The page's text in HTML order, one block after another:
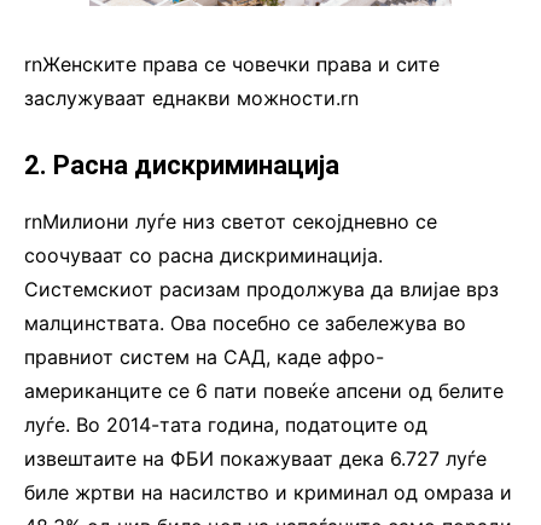
rnЖенските права се човечки права и сите
заслужуваат еднакви можности.rn
2. Расна дискриминација
rnМилиони луѓе низ светот секојдневно се
соочуваат со расна дискриминација.
Системскиот расизам продолжува да влијае врз
малцинствата. Ова посебно се забележува во
правниот систем на САД, каде афро-
американците се 6 пати повеќе апсени од белите
луѓе. Во 2014-тата година, податоците од
извештаите на ФБИ покажуваат дека 6.727 луѓе
биле жртви на насилство и криминал од омраза и